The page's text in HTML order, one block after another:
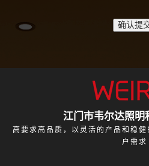
江门市韦尔达照明
高要求高品质，以灵活的产品和稳
户需求